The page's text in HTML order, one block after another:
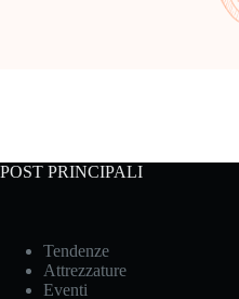
POST PRINCIPALI
Tendenze
Attrezzature
Eventi